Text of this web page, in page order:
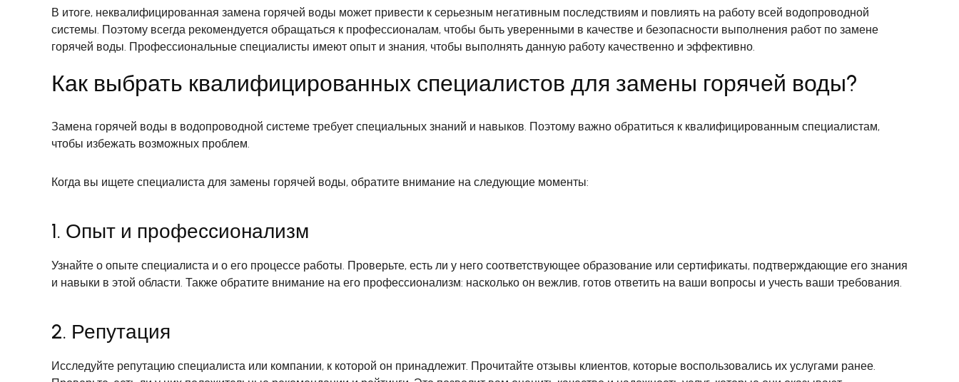
В итоге, неквалифицированная замена горячей воды может привести к серьезным негативным последствиям и повлиять на работу всей водопроводной
системы. Поэтому всегда рекомендуется обращаться к профессионалам, чтобы быть уверенными в качестве и безопасности выполнения работ по замене
горячей воды. Профессиональные специалисты имеют опыт и знания, чтобы выполнять данную работу качественно и эффективно.
Как выбрать квалифицированных специалистов для замены горячей воды?
Замена горячей воды в водопроводной системе требует специальных знаний и навыков. Поэтому важно обратиться к квалифицированным специалистам,
чтобы избежать возможных проблем.
Когда вы ищете специалиста для замены горячей воды, обратите внимание на следующие моменты:
1. Опыт и профессионализм
Узнайте о опыте специалиста и о его процессе работы. Проверьте, есть ли у него соответствующее образование или сертификаты, подтверждающие его знания
и навыки в этой области. Также обратите внимание на его профессионализм: насколько он вежлив, готов ответить на ваши вопросы и учесть ваши требования.
2. Репутация
Исследуйте репутацию специалиста или компании, к которой он принадлежит. Прочитайте отзывы клиентов, которые воспользовались их услугами ранее.